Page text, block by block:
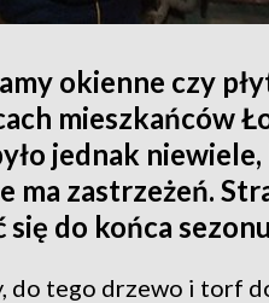
okienne czy
mieszkańców
jednak
ma zastrzeżeń.
się do końca
do tego drzewo i torf